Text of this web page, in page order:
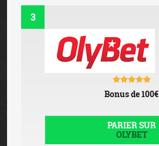
3
Bonus de 100€
PARIER SUR
OLYBET